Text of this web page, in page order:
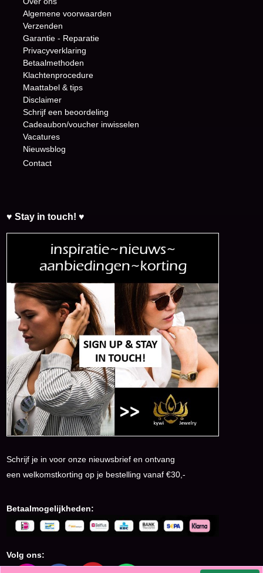
Algemene voorwaarden
Verzenden
Garantie - Reparatie
Privacyverklaring
Betaalmethoden
Klachtenprocedure
Maattabel & tips
Disclaimer
Schrijf een beoordeling
Cadeaubon/voucher inwisselen
Vacatures
Nieuwsblog
Contact
♥ Stay in touch! ♥
Schrijf je in voor onze nieuwsbrief en ontvang
een welkomstkorting op je bestelling vanaf €30,-
Betaalmogelijkheden:
Volg ons: